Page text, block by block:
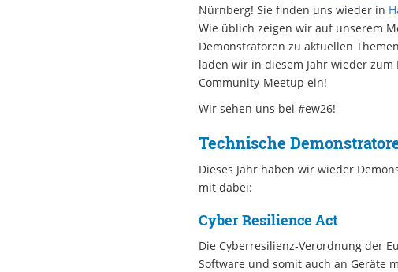
Nürnberg! Sie finden uns wieder in
Wie üblich zeigen wir auf unserem
Demonstratoren zu aktuellen
laden wir in diesem Jahr wieder zum
Community-Meetup ein!
Wir sehen uns bei #ew26!
Technische
Dieses Jahr haben wir wieder
mit dabei:
Cyber Resilience Act
Die Cyberresilienz-Verordnung der
Software und somit auch an Geräte